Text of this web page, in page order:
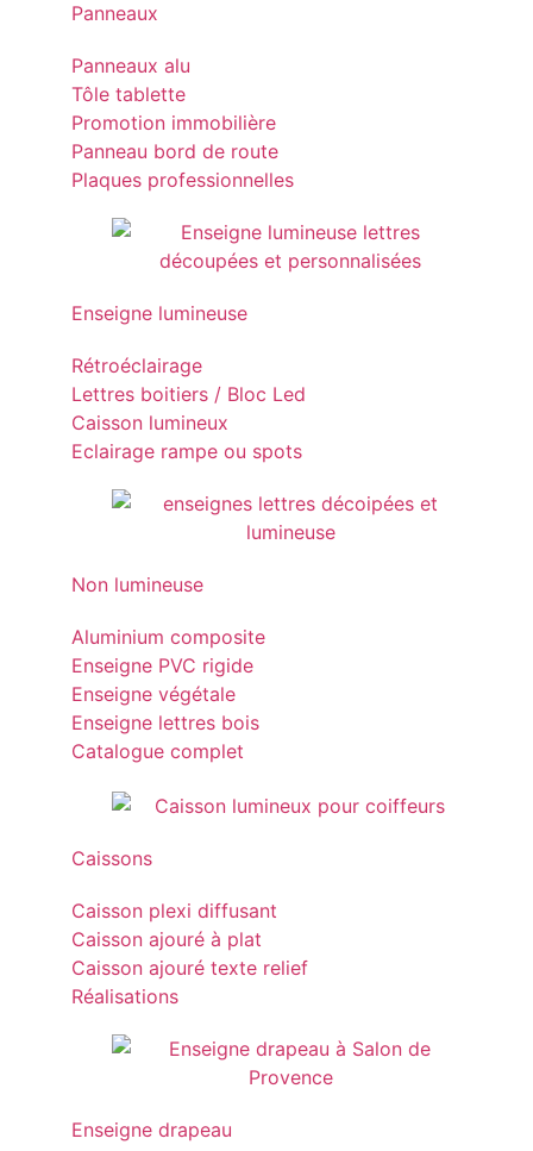
Panneaux
Panneaux alu
Tôle tablette
Promotion immobilière
Panneau bord de route
Plaques professionnelles
Enseigne lumineuse
Rétroéclairage
Lettres boitiers / Bloc Led
Caisson lumineux
Eclairage rampe ou spots
Non lumineuse
Aluminium composite
Enseigne PVC rigide
Enseigne végétale
Enseigne lettres bois
Catalogue complet
Caissons
Caisson plexi diffusant
Caisson ajouré à plat
Caisson ajouré texte relief
Réalisations
Enseigne drapeau